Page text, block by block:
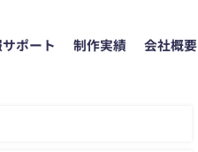
ポート 制作実績 会社概要